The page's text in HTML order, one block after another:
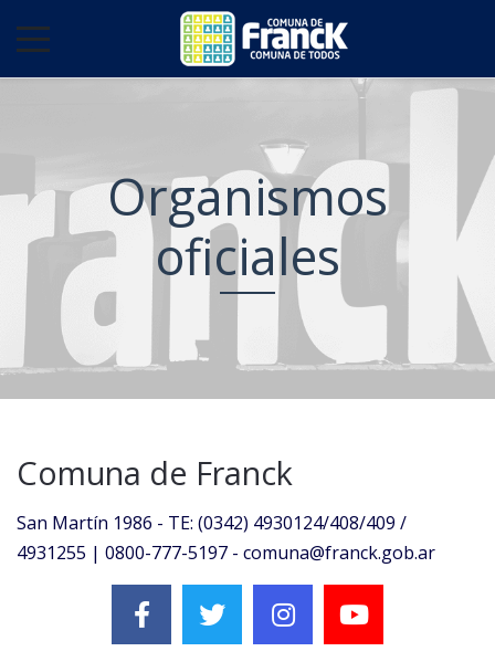
Organismos
oficiales
Comuna de Franck
San Martín 1986 - TE: (0342) 4930124/408/409 /
4931255 | 0800-777-5197 - comuna@franck.gob.ar